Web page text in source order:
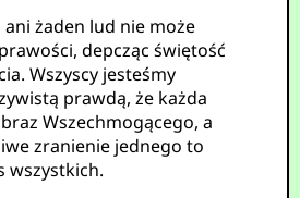
żaden lud nie może
depcząc świętość
Wszyscy jesteśmy
prawdą, że każda
Wszechmogącego, a
zranienie jednego to
wszystkich.